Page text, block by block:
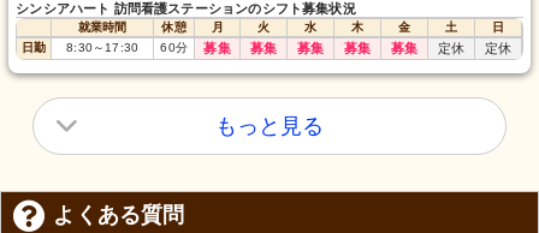
シンシアハート 訪問看護ステーションのシフト募集状況
就業時間 休憩 月 火 水 木 金 土
日
日勤
8:30～17:30 60分 募集 募集 募集 募集 募集 定休 定休
もっと見る
よくある質問